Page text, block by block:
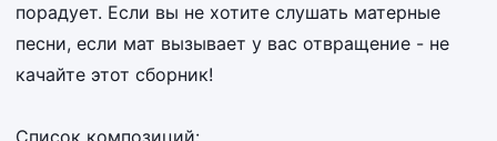
порадует. Если вы не хотите слушать матерные
песни, если мат вызывает у вас отвращение - не
качайте этот сборник!